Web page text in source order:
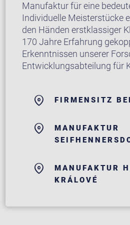
Manufaktur für eine
Individuelle Meisterstücke
den Händen erstklassiger
170 Jahre Erfahrung
Erkenntnissen unserer
Entwicklungsabteilung für
FIRMENSITZ
MANUFAKTUR
MANUFAKTUR
KRÁLOVÉ